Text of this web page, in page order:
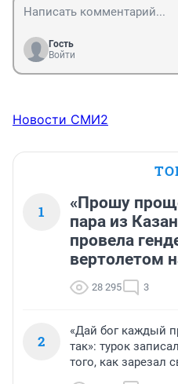
Гость
Войти
Новости СМИ2
1
«Прошу
пара из
провела
вертолетом
28 295 3
2
«Дай бог каждый
так»: турок
того, как зарезал